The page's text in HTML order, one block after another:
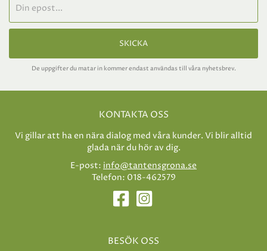
SKICKA
De uppgifter du matar in kommer endast användas till våra nyhetsbrev.
KONTAKTA OSS
Vi gillar att ha en nära dialog med våra kunder. Vi blir alltid
glada när du hör av dig.
E-post: info@tantensgrona.se
Telefon: 018-462579
BESÖK OSS